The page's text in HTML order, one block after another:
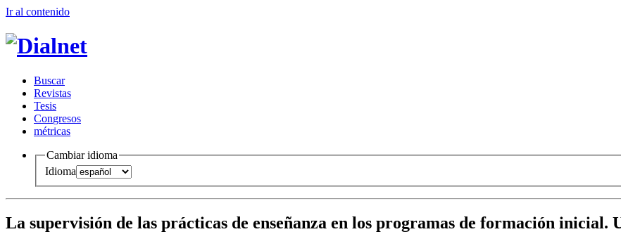
Ir al contenido
Buscar
Revistas
Tesis
Congresos
métricas
Cambiar idioma
Idioma
La supervisión de las prácticas de enseñanza en los programas de formación inicial.